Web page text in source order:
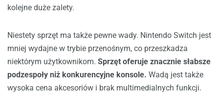
kolejne duże zalety.
Niestety sprzęt ma także pewne wady. Nintendo Switch jest
mniej wydajne w trybie przenośnym, co przeszkadza
niektórym użytkownikom. Sprzęt oferuje znacznie słabsze
podzespoły niż konkurencyjne konsole. Wadą jest także
wysoka cena akcesoriów i brak multimedialnych funkcji.